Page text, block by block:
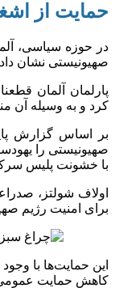
حمایت از
در حوزه سیاسی،
صهیونیستی نشان
پارلمان آلمان
کرد و به وسیله آن
بر اساس گزارش
صهیونیستی را
با خشونت پلیس
اولاف شولتز،
برای امنیت رژیم
این حمایت‌ها با
کاهش حمایت عمومی